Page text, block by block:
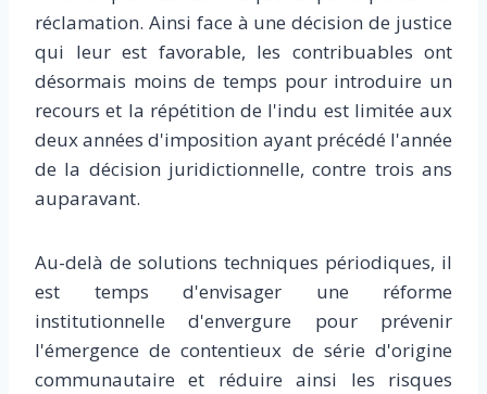
réclamation. Ainsi face à une décision de justice
qui leur est favorable, les contribuables ont
désormais moins de temps pour introduire un
recours et la répétition de l'indu est limitée aux
deux années d'imposition ayant précédé l'année
de la décision juridictionnelle, contre trois ans
auparavant.
Au-delà de solutions techniques périodiques, il
est temps d'envisager une réforme
institutionnelle d'envergure pour prévenir
l'émergence de contentieux de série d'origine
communautaire et réduire ainsi les risques